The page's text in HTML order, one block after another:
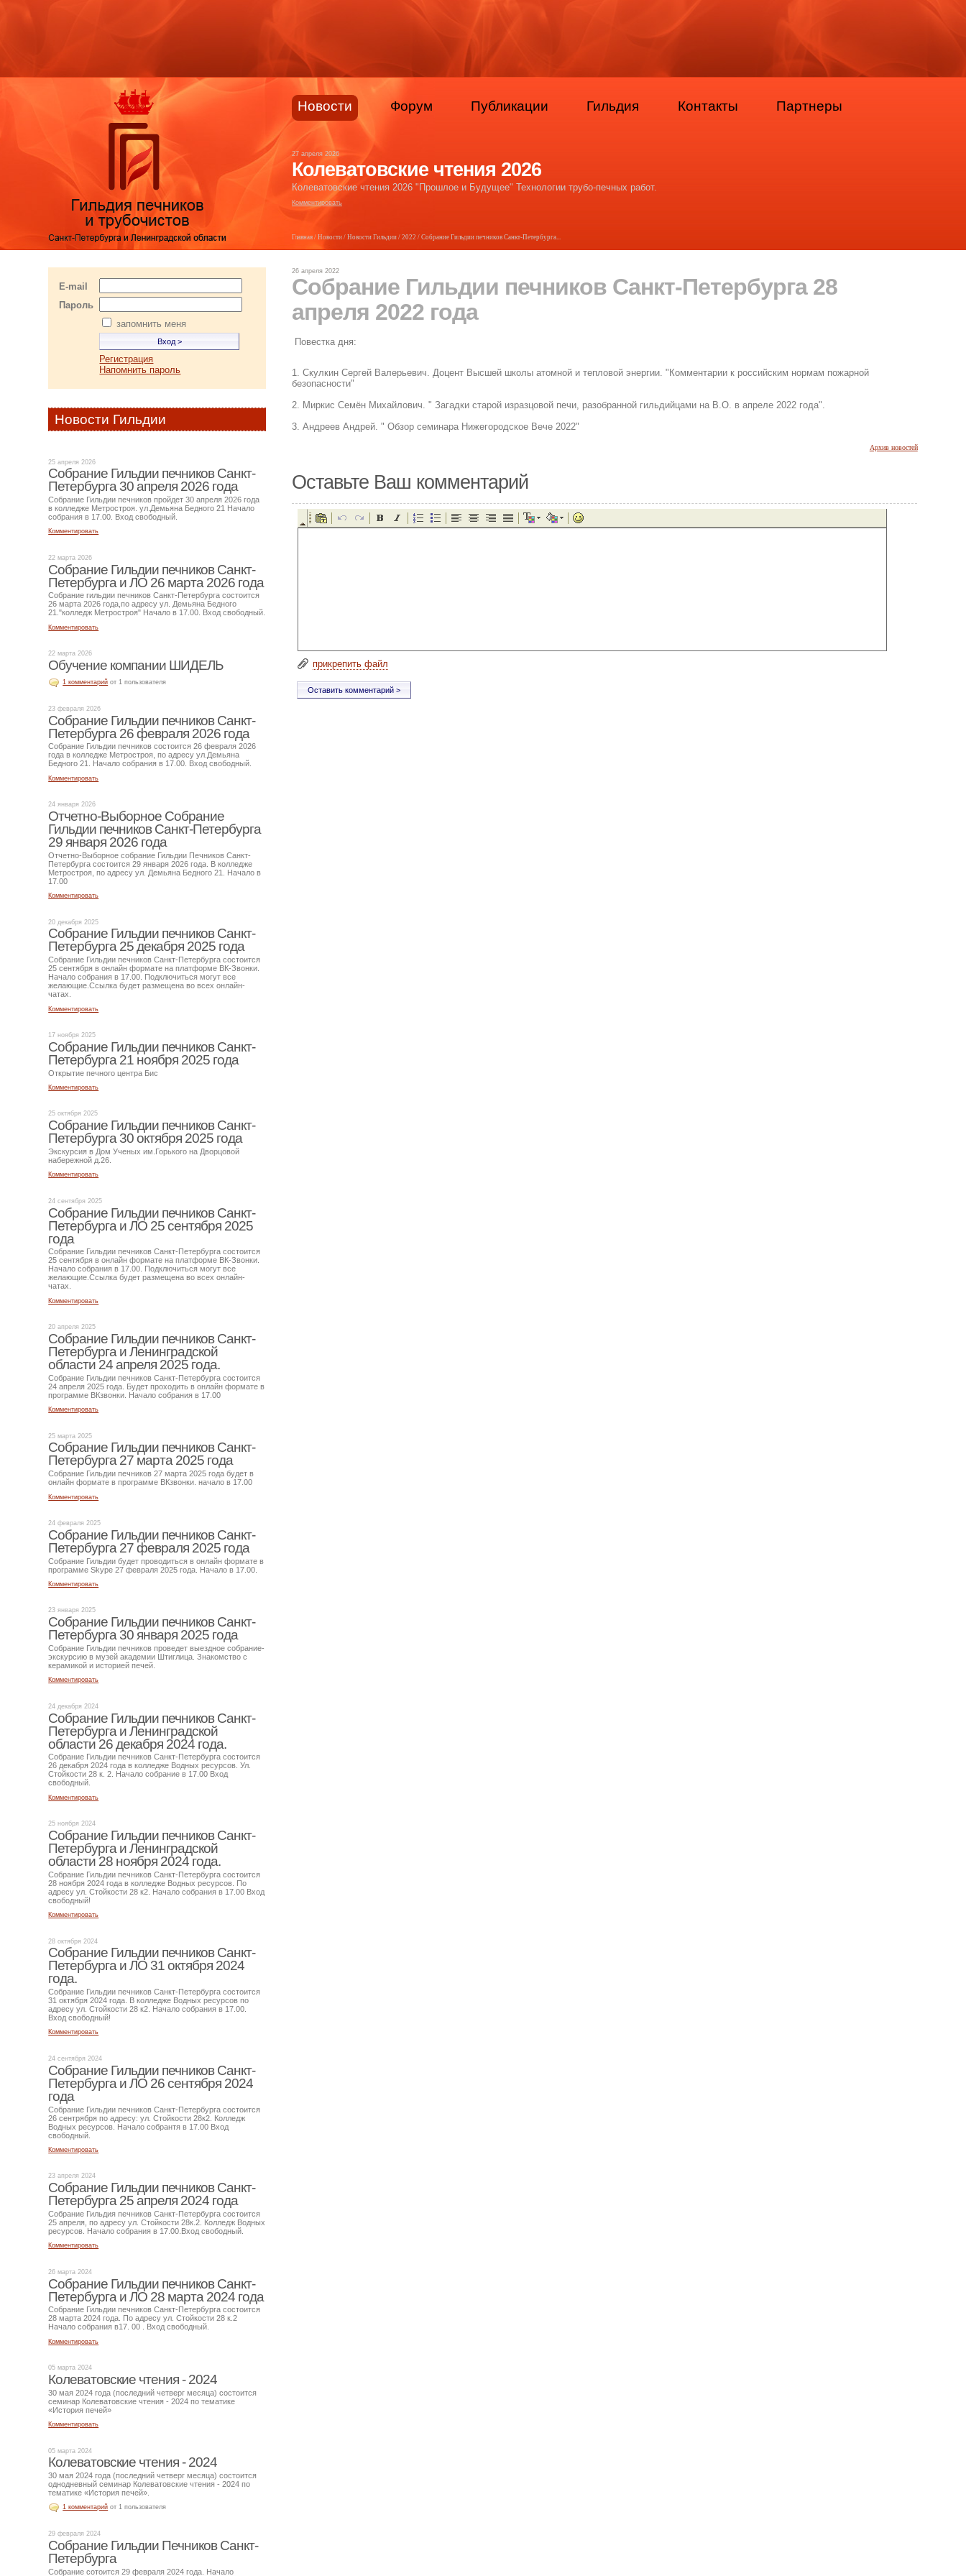
26 апреля 2022
Собрание Гильдии печников Санкт-Петербурга 28
апреля 2022 года
Повестка дня:
1. Скулкин Сергей Валерьевич. Доцент Высшей школы атомной и тепловой энергии. "Комментарии к российским нормам пожарной
безопасности"
2. Миркис Семён Михайлович. " Загадки старой изразцовой печи, разобранной гильдийцами на В.О. в апреле 2022 года".
3. Андреев Андрей. " Обзор семинара Нижегородское Вече 2022"
Архив новостей
Оставьте Ваш комментарий
прикрепить файл
Главная/ Новости/ Новости Гильдии/ 2022 / Собрание Гильдии печников Санкт-Петербурга...
E-mail
Пароль
запомнить меня
Регистрация
Напомнить пароль
Новости Гильдии
25 апреля 2026
Собрание Гильдии печников Санкт-
Петербурга 30 апреля 2026 года
Собрание Гильдии печников пройдет 30 апреля 2026 года
в колледже Метростроя. ул.Демьяна Бедного 21 Начало
собрания в 17.00. Вход свободный.
Комментировать
22 марта 2026
Собрание Гильдии печников Санкт-
Петербурга и ЛО 26 марта 2026 года
Собрание гильдии печников Санкт-Петербурга состоится
26 марта 2026 года,по адресу ул. Демьяна Бедного
21."колледж Метростроя" Начало в 17.00. Вход свободный.
Комментировать
22 марта 2026
Обучение компании ШИДЕЛЬ
1 комментарий от 1 пользователя
23 февраля 2026
Собрание Гильдии печников Санкт-
Петербурга 26 февраля 2026 года
Собрание Гильдии печников состоится 26 февраля 2026
года в колледже Метростроя, по адресу ул.Демьяна
Бедного 21. Начало собрания в 17.00. Вход свободный.
Комментировать
24 января 2026
Отчетно-Выборное Собрание
Гильдии печников Санкт-Петербурга
29 января 2026 года
Отчетно-Выборное собрание Гильдии Печников Санкт-
Петербурга состоится 29 января 2026 года. В колледже
Метростроя, по адресу ул. Демьяна Бедного 21. Начало в
17.00
Комментировать
20 декабря 2025
Собрание Гильдии печников Санкт-
Петербурга 25 декабря 2025 года
Собрание Гильдии печников Санкт-Петербурга состоится
25 сентября в онлайн формате на платформе ВК-Звонки.
Начало собрания в 17.00. Подключиться могут все
желающие.Ссылка будет размещена во всех онлайн-
чатах.
Комментировать
17 ноября 2025
Собрание Гильдии печников Санкт-
Петербурга 21 ноября 2025 года
Открытие печного центра Бис
Комментировать
25 октября 2025
Собрание Гильдии печников Санкт-
Петербурга 30 октября 2025 года
Экскурсия в Дом Ученых им.Горького на Дворцовой
набережной д.26.
Комментировать
24 сентября 2025
Собрание Гильдии печников Санкт-
Петербурга и ЛО 25 сентября 2025
года
Собрание Гильдии печников Санкт-Петербурга состоится
25 сентября в онлайн формате на платформе ВК-Звонки.
Начало собрания в 17.00. Подключиться могут все
желающие.Ссылка будет размещена во всех онлайн-
чатах.
Комментировать
20 апреля 2025
Собрание Гильдии печников Санкт-
Петербурга и Ленинградской
области 24 апреля 2025 года.
Собрание Гильдии печников Санкт-Петербурга состоится
24 апреля 2025 года. Будет проходить в онлайн формате в
программе ВКзвонки. Начало собрания в 17.00
Комментировать
25 марта 2025
Собрание Гильдии печников Санкт-
Петербурга 27 марта 2025 года
Собрание Гильдии печников 27 марта 2025 года будет в
онлайн формате в программе ВКзвонки. начало в 17.00
Комментировать
24 февраля 2025
Собрание Гильдии печников Санкт-
Петербурга 27 февраля 2025 года
Собрание Гильдии будет проводиться в онлайн формате в
программе Skype 27 февраля 2025 года. Начало в 17.00.
Комментировать
23 января 2025
Собрание Гильдии печников Санкт-
Петербурга 30 января 2025 года
Собрание Гильдии печников проведет выездное собрание-
экскурсию в музей академии Штиглица. Знакомство с
керамикой и историей печей.
Комментировать
24 декабря 2024
Собрание Гильдии печников Санкт-
Петербурга и Ленинградской
области 26 декабря 2024 года.
Собрание Гильдии печников Санкт-Петербурга состоится
26 декабря 2024 года в колледже Водных ресурсов. Ул.
Стойкости 28 к. 2. Начало собрание в 17.00 Вход
свободный.
Комментировать
25 ноября 2024
Собрание Гильдии печников Санкт-
Петербурга и Ленинградской
области 28 ноября 2024 года.
Собрание Гильдии печников Санкт-Петербурга состоится
28 ноября 2024 года в колледже Водных ресурсов. По
адресу ул. Стойкости 28 к2. Начало собрания в 17.00 Вход
свободный!
Комментировать
28 октября 2024
Собрание Гильдии печников Санкт-
Петербурга и ЛО 31 октября 2024
года.
Собрание Гильдии печников Санкт-Петербурга состоится
31 октября 2024 года. В колледже Водных ресурсов по
адресу ул. Стойкости 28 к2. Начало собрания в 17.00.
Вход свободный!
Комментировать
24 сентября 2024
Собрание Гильдии печников Санкт-
Петербурга и ЛО 26 сентября 2024
года
Собрание Гильдии печников Санкт-Петербурга состоится
26 сентрября по адресу: ул. Стойкости 28к2. Колледж
Водных ресурсов. Начало собрантя в 17.00 Вход
свободный.
Комментировать
23 апреля 2024
Собрание Гильдии печников Санкт-
Петербурга 25 апреля 2024 года
Собрание Гильдия печников Санкт-Петербурга состоится
25 апреля, по адресу ул. Стойкости 28к.2. Колледж Водных
ресурсов. Начало собрания в 17.00.Вход свободный.
Комментировать
26 марта 2024
Собрание Гильдии печников Санкт-
Петербурга и ЛО 28 марта 2024 года
Собрание Гильдии печников Санкт-Петербурга состоится
28 марта 2024 года. По адресу ул. Стойкости 28 к.2
Начало собрания в17. 00 . Вход свободный.
Комментировать
05 марта 2024
Колеватовские чтения - 2024
30 мая 2024 года (последний четверг месяца) состоится
семинар Колеватовские чтения - 2024 по тематике
«История печей»
Комментировать
05 марта 2024
Колеватовские чтения - 2024
30 мая 2024 года (последний четверг месяца) состоится
однодневный семинар Колеватовские чтения - 2024 по
тематике «История печей».
1 комментарий от 1 пользователя
29 февраля 2024
Собрание Гильдии Печников Санкт-
Петербурга
Собрание сотоится 29 февраля 2024 года. Начало
Новости Форум Публикации Гильдия Контакты Партнеры
27 апреля 2026
Колеватовские чтения 2026
Колеватовские чтения 2026 "Прошлое и Будущее" Технологии трубо-печных работ.
Комментировать